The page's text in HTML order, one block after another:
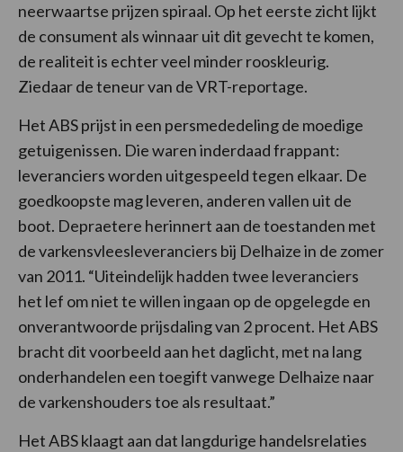
neerwaartse prijzen spiraal. Op het eerste zicht lijkt
de consument als winnaar uit dit gevecht te komen,
de realiteit is echter veel minder rooskleurig.
Ziedaar de teneur van de VRT-reportage.
Het ABS prijst in een persmededeling de moedige
getuigenissen. Die waren inderdaad frappant:
leveranciers worden uitgespeeld tegen elkaar. De
goedkoopste mag leveren, anderen vallen uit de
boot. Depraetere herinnert aan de toestanden met
de varkensvleesleveranciers bij Delhaize in de zomer
van 2011. “Uiteindelijk hadden twee leveranciers
het lef om niet te willen ingaan op de opgelegde en
onverantwoorde prijsdaling van 2 procent. Het ABS
bracht dit voorbeeld aan het daglicht, met na lang
onderhandelen een toegift vanwege Delhaize naar
de varkenshouders toe als resultaat.”
Het ABS klaagt aan dat langdurige handelsrelaties